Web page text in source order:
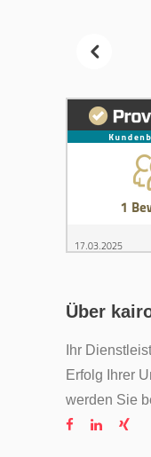
Über
Ihr
Erfolg Ihrer
werden Sie